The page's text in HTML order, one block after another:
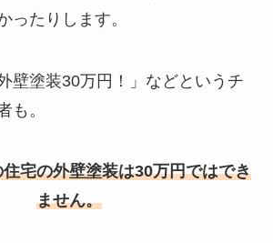
ったりします。
壁塗装30万円！」などというチ
も。
宅の外壁塗装は30万円ではでき
ません。